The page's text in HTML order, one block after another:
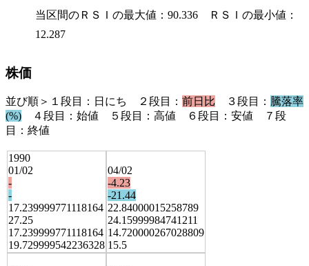
当区間のＲＳＩの最大値：90.336 ＲＳＩの最小値：
12.287
株価
並び順＞１段目：日にち ２段目： 前日比 ３段目： 騰落率
(%) ４段目：始値 ５段目：高値 ６段目：安値 ７段
目：終値
1990
01/02
-
-
17.239999771118164
27.25
17.239999771118164
19.729999542236328
04/02
-4.23
-21.44
22.84000015258789
24.15999984741211
14.720000267028809
15.5